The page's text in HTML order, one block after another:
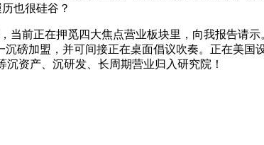
也很硅谷？
前正在押觅四大焦点营业板块里，向我报告请
磅加盟，并可间接正在桌面倡议吹奏。正在美
资产、沉研发、长周期营业归入研究院！